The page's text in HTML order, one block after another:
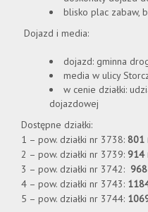
blisko plac zabaw,
Dojazd i media:
dojazd: gminna
media w ulicy
w cenie działki:
dojazdowej
Dostępne działki:
1 – pow. działki nr 3738: 801
2 – pow. działki nr 3739: 914
3 – pow. działki nr 3742:
4 – pow. działki nr 3743:
5 – pow. działki nr 3744: